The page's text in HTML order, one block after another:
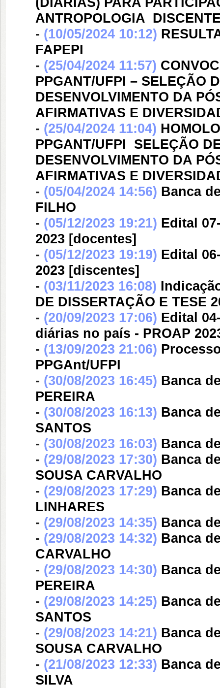
ANTROPOLOGIA 
- (10/05/2024 10:12)
FAPEPI
- (25/04/2024 11:57)
PPGANT/UFPI – SELEÇÃO
DESENVOLVIMENTO DA
AFIRMATIVAS E
- (25/04/2024 11:04)
PPGANT/UFPI  SELEÇÃO
DESENVOLVIMENTO DA
AFIRMATIVAS E
- (05/04/2024 14:56) Banca
FILHO
- (05/12/2023 19:21) Edital
2023 [docentes]
- (05/12/2023 19:19) Edital
2023 [discentes]
- (03/11/2023 16:08)
DE DISSERTAÇÃO E TESE
- (20/09/2023 17:06) Edital
diárias no país - PROAP
- (13/09/2023 21:06)
PPGAnt/UFPI
- (30/08/2023 16:45) Banca
PEREIRA
- (30/08/2023 16:13) Banca
SANTOS
- (30/08/2023 16:03) Banca
- (29/08/2023 17:30) Banca
SOUSA CARVALHO
- (29/08/2023 17:29) Banca
LINHARES
- (29/08/2023 14:35) Banca
- (29/08/2023 14:32) Banca
CARVALHO
- (29/08/2023 14:30) Banca
PEREIRA
- (29/08/2023 14:25) Banca
SANTOS
- (29/08/2023 14:21) Banca
SOUSA CARVALHO
- (21/08/2023 12:33) Banca
SILVA